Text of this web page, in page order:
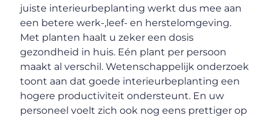
juiste interieurbeplanting werkt dus mee aan
een betere werk-,leef- en herstelomgeving.
Met planten haalt u zeker een dosis
gezondheid in huis. Eén plant per persoon
maakt al verschil. Wetenschappelijk onderzoek
toont aan dat goede interieurbeplanting een
hogere productiviteit ondersteunt. En uw
personeel voelt zich ook nog eens prettiger op